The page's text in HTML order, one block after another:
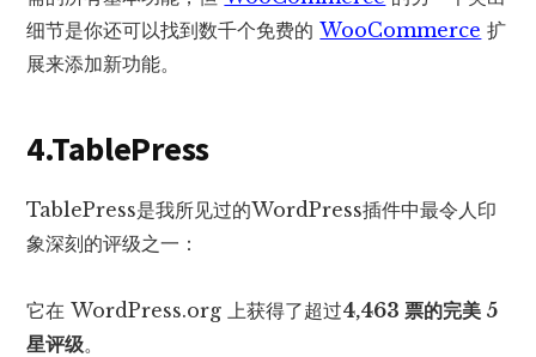
细节是你还可以找到数千个免费的WooCommerce 扩
展来添加新功能。
4.TablePress
TablePress是我所见过的WordPress插件中最令人印
象深刻的评级之一：
它在 WordPress.org 上获得了超过4,463 票的完美 5
星评级。